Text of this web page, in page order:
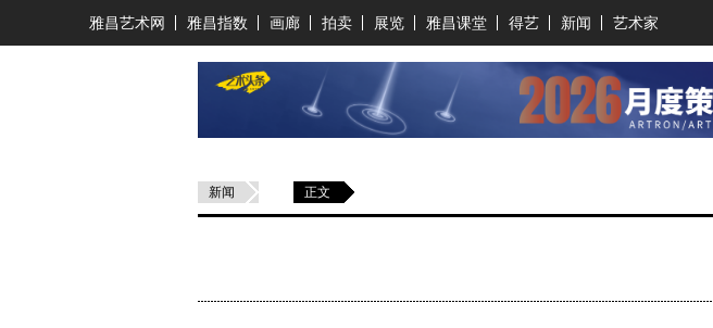
雅昌艺术网 雅昌指数 画廊 拍卖 展览 雅昌课堂 得艺 新闻 艺术家
新闻 正文